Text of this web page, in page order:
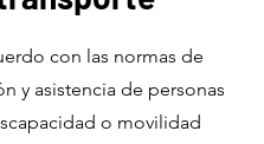
con las normas de
y asistencia de personas
o movilidad